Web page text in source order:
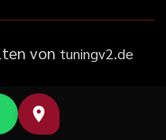
von tuningv2.de